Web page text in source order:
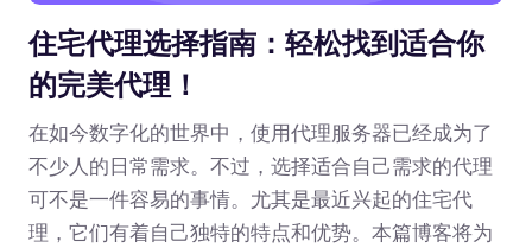
住宅代理选择指南：轻松找到适合你
的完美代理！
在如今数字化的世界中，使用代理服务器已经成为了
不少人的日常需求。不过，选择适合自己需求的代理
可不是一件容易的事情。尤其是最近兴起的住宅代
理，它们有着自己独特的特点和优势。本篇博客将为